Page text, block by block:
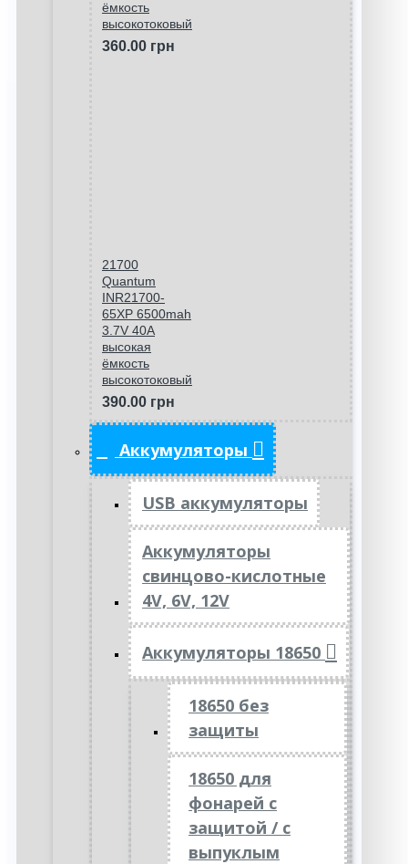
ёмкость
высокотоковый
360.00 грн
21700
Quantum
INR21700-
65XP 6500mah
3.7V 40A
высокая
ёмкость
высокотоковый
390.00 грн
Аккумуляторы
USB аккумуляторы
Аккумуляторы
свинцово-кислотные
4V, 6V, 12V
Аккумуляторы 18650
18650 без
защиты
18650 для
фонарей с
защитой / с
выпуклым